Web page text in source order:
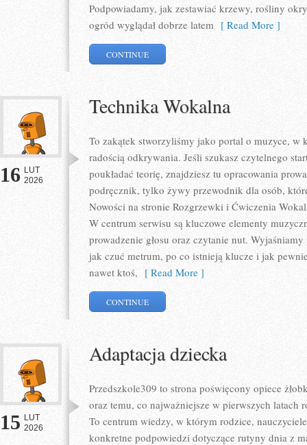
Podpowiadamy, jak zestawiać krzewy, rośliny
ogród wyglądał dobrze latem [ Read More ]
CONTINUE
16 LUT
2026
Technika Wokalna
To zakątek stworzyliśmy jako portal o muzyce, w
radością odkrywania. Jeśli szukasz czytelnego
poukładać teorię, znajdziesz tu opracowania
podręcznik, tylko żywy przewodnik dla osób,
Nowości na stronie Rozgrzewki i Ćwiczenia
W centrum serwisu są kluczowe elementy
prowadzenie głosu oraz czytanie nut.
jak czuć metrum, po co istnieją klucze i jak
nawet ktoś, [ Read More ]
CONTINUE
15 LUT
2026
Adaptacja dziecka
Przedszkole309 to strona poświęcony opiece
oraz temu, co najważniejsze w pierwszych latach
To centrum wiedzy, w którym rodzice,
konkretne podpowiedzi dotyczące rutyny dnia z